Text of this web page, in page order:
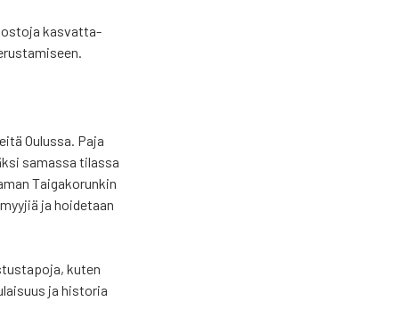
kas­vat­ta­
Oulus­sa. Paja
samas­sa tilas­sa
Tai­ga­ko­run­kin
ja hoi­de­taan
kuten
ja his­to­ria